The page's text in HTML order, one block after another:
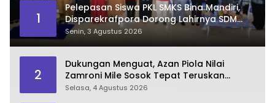
1
Pelepasan Siswa PKL SMKS Bina Mandiri,
Disparekrafpora Dorong Lahirnya SDM
Pariwisata Unggul
Senin, 3 Agustus 2026
2
Dukungan Menguat, Azan Piola Nilai
Zamroni Mile Sosok Tepat Teruskan
Pembangunan Bone Bolango
Selasa, 4 Agustus 2026